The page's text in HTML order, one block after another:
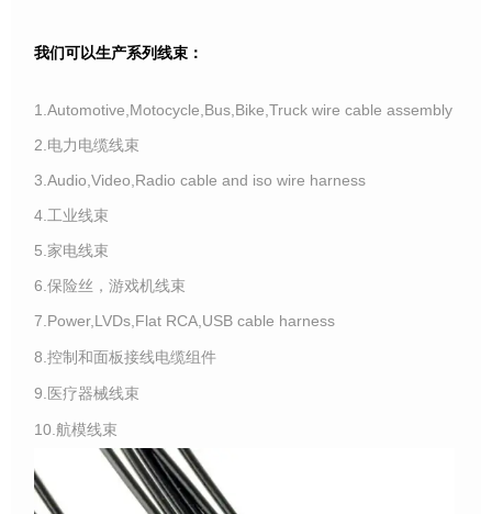
我们可以生产系列线束：
1.Automotive,Motocycle,Bus,Bike,Truck wire cable assembly
2.电力电缆线束
3.Audio,Video,Radio cable and iso wire harness
4.工业线束
5.家电线束
6.保险丝，游戏机线束
7.Power,LVDs,Flat RCA,USB cable harness
8.控制和面板接线电缆组件
9.医疗器械线束
10.航模线束